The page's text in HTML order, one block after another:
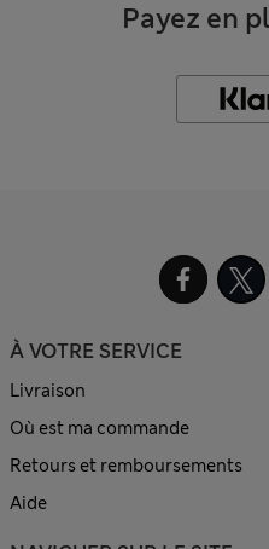
Payez en
À VOTRE SERVICE
Livraison
Où est ma commande
Retours et remboursements
Aide